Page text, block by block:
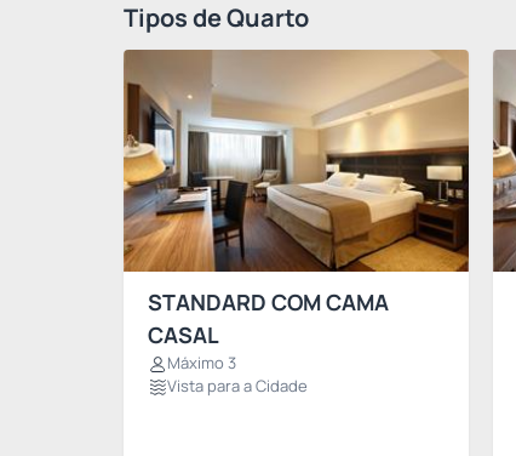
Tipos de Quarto
STANDARD COM CAMA
CASAL
Máximo 3
Vista para a Cidade